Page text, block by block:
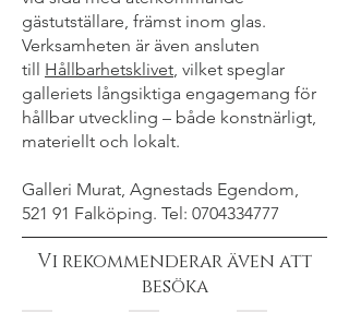
gästutställare, främst inom glas.
Verksamheten är även ansluten
till Hållbarhetsklivet, vilket speglar
galleriets långsiktiga engagemang för
hållbar utveckling – både konstnärligt,
materiellt och lokalt.
Galleri Murat, Agnestads Egendom,
521 91 Falköping. Tel: 0704334777
Vi rekommenderar även att
besöka